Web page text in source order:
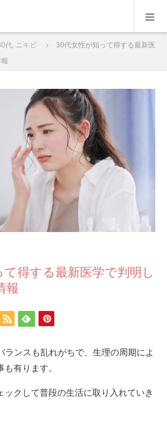
代, ニキビ
30代女性が知って得する最新医
て得する最新医学で判明し
報
ランスも乱れがちで、生理の周期によ
有ります。
ックして普段の生活に取り入れていき